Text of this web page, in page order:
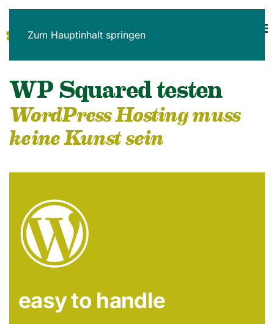
Zum Hauptinhalt springen
WP Squared testen
WordPress Hosting muss
keine Kunst sein
easy to handle